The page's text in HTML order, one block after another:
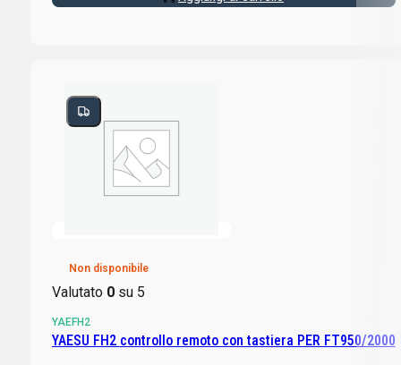
Non disponibile
Valutato 0su 5
YAEFH2
YAESU FH2 controllo remoto con tastiera PER FT950/2000